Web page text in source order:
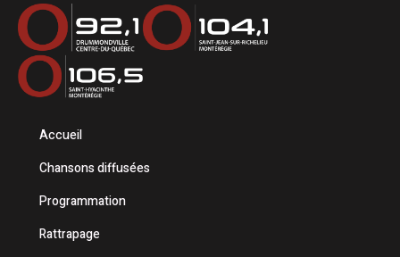
Accueil
Chansons diffusées
Programmation
Rattrapage